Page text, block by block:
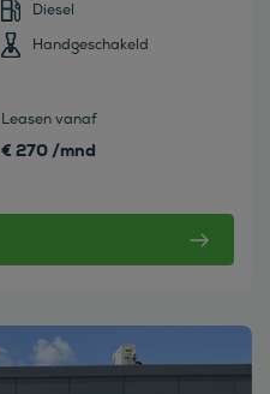
Diesel
Handgeschakeld
Leasen vanaf
€ 270 /mnd